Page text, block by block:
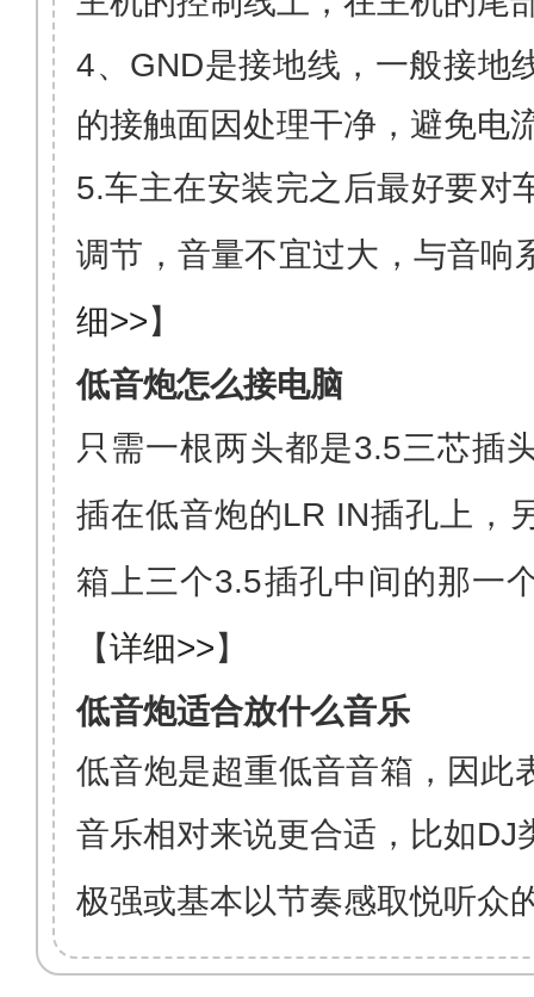
4、 GND是接地线，一般接地
的接触面因处理干净，避免电
5.车主在安装完之后最好要对
调节，音量不宜过大，与音响
细>>】
低音炮怎么接电脑
只需一根两头都是3.5三芯插
插在低音炮的LR IN插孔上，
箱 上三个3.5插孔中间的那一
【详细>>】
低音炮适合放什么音乐
低音炮是超重低音音箱，因此
音乐相对来说更合适，比如DJ
极强或基本以节奏感取悦听众